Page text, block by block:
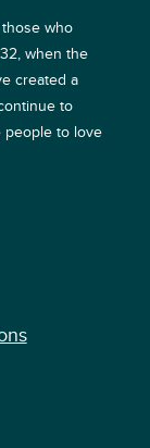
who
when the
created a
to
people to love